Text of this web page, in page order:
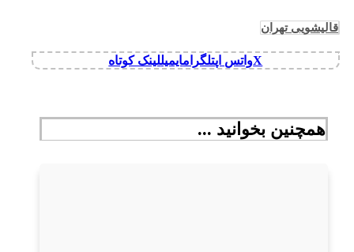
قالیشویی تهران
Xواتس اپتلگرامایمیللینک کوتاه
همچنین بخوانید ...